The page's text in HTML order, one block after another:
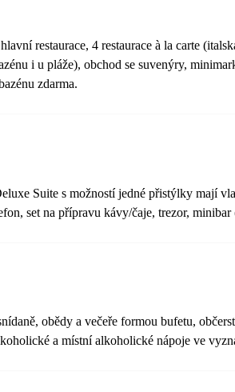
restaurace, 4 restaurace à la carte
i u pláže), obchod se suvenýry,
zdarma.
Suite s možností jedné přistýlky mají
set na přípravu kávy/čaje, trezor,
obědy a večeře formou bufetu,
a místní alkoholické nápoje ve